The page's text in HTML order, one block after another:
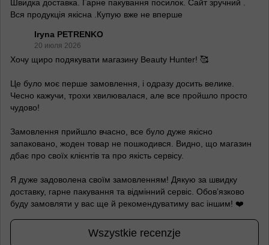
Швидка доставка. Гарне пакування посилок. Сайт зручний .
Вся продукція якісна .Купую вже не вперше
Iryna PETRENKO
20 июля 2026
Хочу щиро подякувати магазину Beauty Hunter! 🥰
Це було моє перше замовлення, і одразу досить велике.
Чесно кажучи, трохи хвилювалася, але все пройшло просто
чудово!
Замовлення прийшло вчасно, все було дуже якісно
запаковано, жоден товар не пошкодився. Видно, що магазин
дбає про своїх клієнтів та про якість сервісу.
Я дуже задоволена своїм замовленням! Дякую за швидку
доставку, гарне пакування та відмінний сервіс. Обов’язково
буду замовляти у вас ще й рекомендуватиму вас іншим! ❤️
Wszystkie recenzje